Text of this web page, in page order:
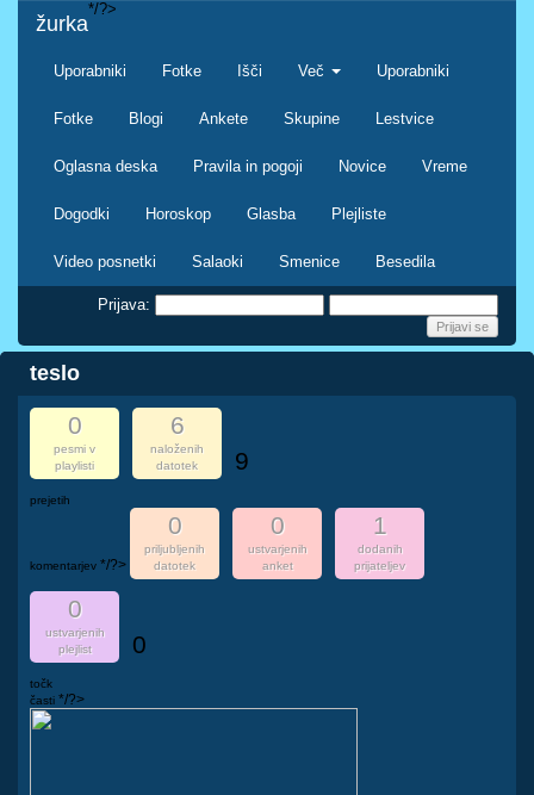
žurka
Uporabniki Fotke Išči Več Uporabniki
Fotke Blogi Ankete Skupine Lestvice
Oglasna deska Pravila in pogoji Novice Vreme
Dogodki Horoskop Glasba Plejliste
Video posnetki Salaoki Smenice Besedila
*/?>
Prijava:
teslo
0
pesmi v
playlisti
6
naloženih
datotek
9
prejetih
komentarjev */?>
0
priljubljenih
datotek
0
ustvarjenih
anket
1
dodanih
prijateljev
0
ustvarjenih
plejlist
0
točk
časti */?>